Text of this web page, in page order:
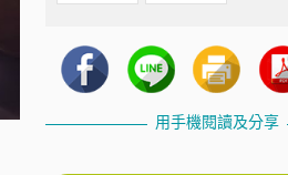
用手機閱讀及分享